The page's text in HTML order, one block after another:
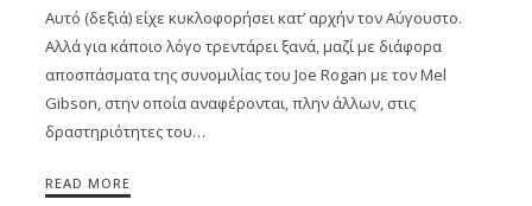
Αυτό (δεξιά) είχε κυκλοφορήσει κατ’ αρχήν τον Αύγουστο.
Αλλά για κάποιο λόγο τρεντάρει ξανά, μαζί με διάφορα
αποσπάσματα της συνομιλίας του Joe Rogan με τον Mel
Gibson, στην οποία αναφέρονται, πλην άλλων, στις
δραστηριότητες του…
READ MORE